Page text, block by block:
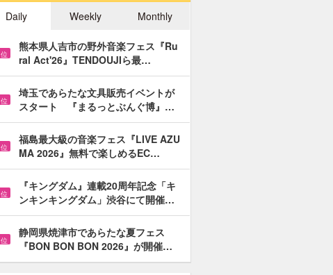
Daily Weekly Monthly
位
熊本県人吉市の野外音楽フェス『Ru
ral Act'26』TENDOUJIら最…
位
埼玉であらたな文具販売イベントが
スタート 『まるっとぶんぐ博』…
位
福島最大級の音楽フェス『LIVE AZU
MA 2026』無料で楽しめるEC…
位
『キングダム』連載20周年記念「キ
ンキンキングダム」渋谷にて開催…
位
静岡県焼津市であらたな夏フェス
『BON BON BON 2026』が開催…